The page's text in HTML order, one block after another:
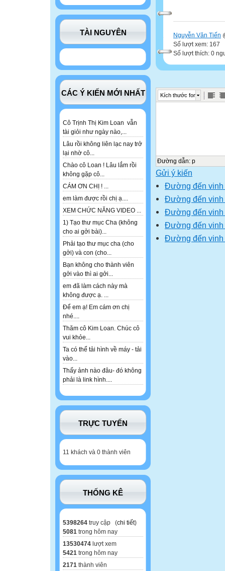
TÀI NGUYÊN
CÁC Ý KIẾN MỚI NHẤT
Cô Trịnh Thị Kim Loan vẫn
tài giỏi như ngày nào,...
Lâu rồi không liên lạc nay trở
lại nhờ cô...
Chào cô Loan ! Lâu lắm rồi
không gặp cô...
CÁM ƠN CHỊ ! ...
em làm được rồi chị ạ....
XEM CHỨC NĂNG VIDEO ...
1) Tạo thư mục Cha (không
cho ai gởi bài)...
Phải tạo thư mục cha (cho
gởi) và con (cho...
Bạn không cho thành viên
gởi vào thì ai gởi...
em đã làm cách này mà
không được ạ. ...
Để em ạ! Em cám ơn chị
nhé....
Thăm cô Kim Loan. Chúc cô
vui khỏe...
Ta có thể tải hình về máy - tải
vào...
Thấy ảnh nào đâu- đó không
phải là link hình....
TRỰC TUYẾN
11 khách và 0 thành viên
THỐNG KÊ
5398264 truy cập (chi tiết)
5081 trong hôm nay
13530474 lượt xem
5421 trong hôm nay
2171 thành viên
Nguyễn Văn Tiến
Số lượt xem: 167
Số lượt thích: 0
Kích thước font
Đường dẫn: p
Gửi ý kiến
Đường đến vinh
Đường đến vinh
Đường đến vinh
Đường đến vinh
Đường đến vinh